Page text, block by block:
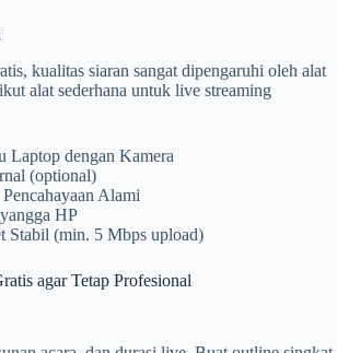
kualitas siaran sangat dipengaruhi oleh alat
alat sederhana untuk live streaming
Laptop dengan Kamera
(optional)
Alami
HP
Stabil (min. 5 Mbps upload)
agar Tetap Profesional